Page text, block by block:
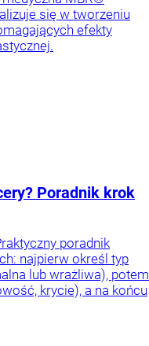
się w tworzeniu
efekty
Poradnik krok
poradnik
najpierw określ typ
lub wrażliwa), potem
krycie), a na końcu